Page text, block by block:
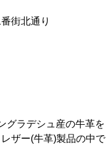
街北通り
グラデシュ産の牛革を
ザー(牛革)製品の中で